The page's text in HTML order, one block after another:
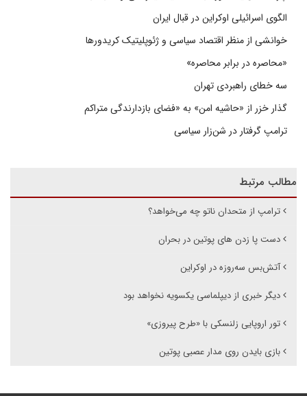
الگوی اسرائیلی اوکراین در قبال ایران
خوانشی از منظر اقتصاد سیاسی و ژئوپلیتیک کریدورها
«محاصره در برابر محاصره»
سه خطای راهبردی تهران
گذار خزر از «حاشیه امن» به «فضای بازدارندگی متراکم
ترامپ گرفتار در شن‌زار سیاسی
مطالب مرتبط
ترامپ از متحدان ناتو چه می‌خواهد؟
دست پا زدن های پوتین در بحران
آتش‌بس سه‌روزه در اوکراین
دیگر خبری از دیپلماسی یکسویه نخواهد بود
تور اروپایی زلنسکی با «طرح پیروزی»
بازی بایدن روی مدار عصبی پوتین